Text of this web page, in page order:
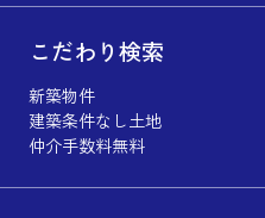
こだわり検索
新築物件
建築条件なし土地
仲介手数料無料